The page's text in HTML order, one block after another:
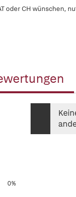
oder CH wünschen,
0%